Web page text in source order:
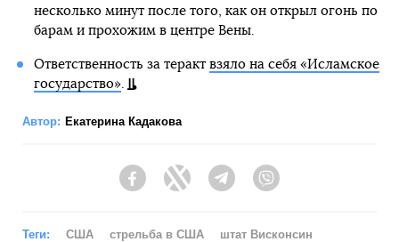
несколько минут после того, как он открыл огонь по
барам и прохожим в центре Вены.
Ответственность за теракт взяло на себя «Исламское
государство».
Автор: Екатерина Кадакова
FacebookTwitter Telegram
Теги: США стрельба в США штат Висконсин